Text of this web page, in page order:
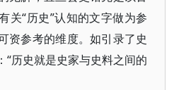
关“历史”认知的文字做为参
资参考的维度。如引录了史
“历史就是史家与史料之间的